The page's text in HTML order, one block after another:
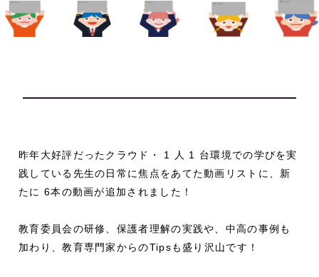
昨年大好評だったクラウド・ 1 人 1 台環境での学びを実
践している先生の日常に焦点をあてた動画リストに、新
たに 6本の動画が追加されました！
教育委員会の研修、保護者理解の実践や、中高の事例も
加わり、教育専門家からのTipsも盛り沢山です！